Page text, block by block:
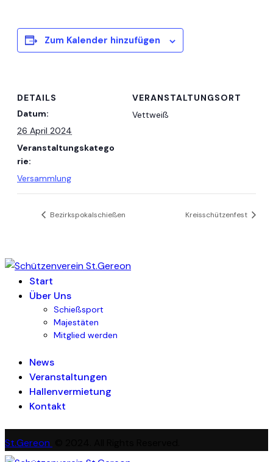
Zum Kalender hinzufügen
DETAILS
Datum:
26 April 2024
Veranstaltungskatego
rie:
Versammlung
VERANSTALTUNGSORT
Vettweiß
Bezirkspokalschießen Kreisschützenfest
Start
Über Uns
Schießsport
Majestäten
Mitglied werden
News
Veranstaltungen
Hallenvermietung
Kontakt
St.Gereon